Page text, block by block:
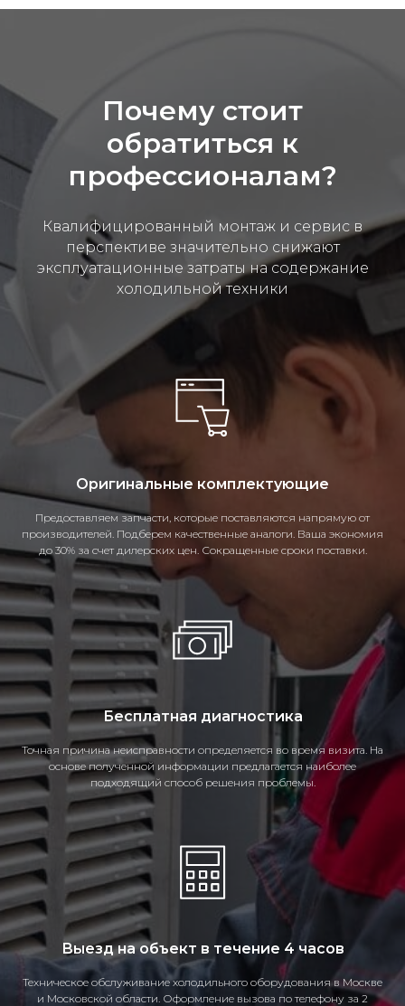
Почему стоит
обратиться к
профессионалам?
Квалифицированный монтаж и сервис в
перспективе значительно снижают
эксплуатационные затраты на содержание
холодильной техники
Оригинальные комплектующие
Предоставляем запчасти, которые поставляются напрямую от
производителей. Подберем качественные аналоги. Ваша экономия
до 30% за счет дилерских цен. Сокращенные сроки поставки.
Бесплатная диагностика
Точная причина неисправности определяется во время визита. На
основе полученной информации предлагается наиболее
подходящий способ решения проблемы.
Выезд на объект в течение 4 часов
Техническое обслуживание холодильного оборудования в Москве
и Московской области. Оформление вызова по телефону за 2